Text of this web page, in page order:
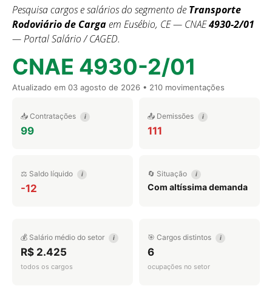
Pesquisa cargos e salários do segmento de Transporte
Rodoviário de Cargaem Eusébio, CE — CNAE4930-2/01
— Portal Salário / CAGED.
CNAE 4930-2/01
Atualizado em 03 agosto de 2026 • 210 movimentações
📥 Contratações i
99
📤 Demissões i
111
⚖️ Saldo líquido i
-12
🔄 Situação i
Com altíssima demanda
💰 Salário médio do setor i
R$ 2.425
todos os cargos
🎯 Cargos distintos i
6
ocupações no setor